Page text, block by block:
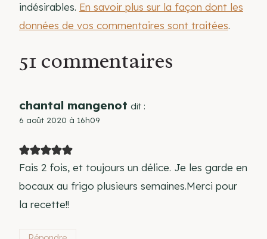
indésirables. En savoir plus sur la façon dont les
données de vos commentaires sont traitées.
51 commentaires
chantal mangenot dit :
6 août 2020 à 16h09
Fais 2 fois, et toujours un délice. Je les garde en
bocaux au frigo plusieurs semaines.Merci pour
la recette!!